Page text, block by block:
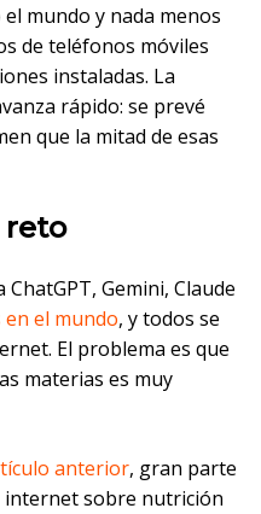
mundo y nada menos
de teléfonos móviles
instaladas. La
rápido: se prevé
que la mitad de esas
reto
Gemini, Claude
en el mundo, y todos se
El problema es que
materias es muy
anterior, gran parte
internet sobre nutrición